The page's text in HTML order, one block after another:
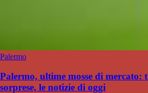
Palermo
Palermo, ultime mosse di mercato:
sorprese, le notizie di oggi